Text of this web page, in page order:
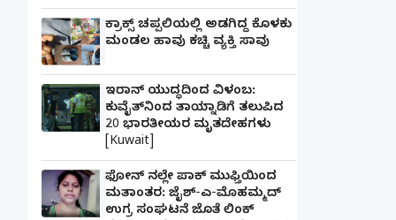
ಕ್ರಾಕ್ಸ್ ಚಪ್ಪಲಿಯಲ್ಲಿ ಅಡಗಿದ್ದ ಕೊಳಕು
ಮಂಡಲ ಹಾವು ಕಚ್ಚಿ ವ್ಯಕ್ತಿ ಸಾವು
ಇರಾನ್ ಯುದ್ಧದಿಂದ ವಿಳಂಬ:
ಕುವೈತ್‌ನಿಂದ ತಾಯ್ನಾಡಿಗೆ ತಲುಪಿದ
20 ಭಾರತೀಯರ ಮೃತದೇಹಗಳು
[Kuwait]
ಫೋನ್ ನಲ್ಲೇ ಪಾಕ್ ಮುಫ್ತಿಯಿಂದ
ಮತಾಂತರ: ಜೈಶ್-ಎ-ಮೊಹಮ್ಮದ್
ಉಗ್ರ ಸಂಘಟನೆ ಜೊತೆ ಲಿಂಕ್